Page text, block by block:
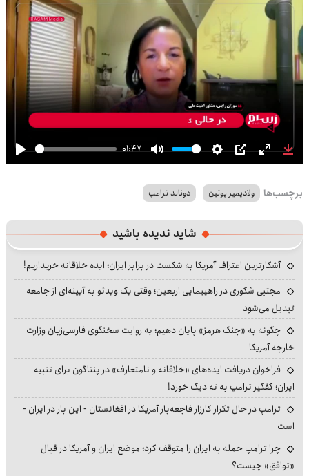
Play
01:47
Mute Settings
PIP Enter
برچسب‌ها ولادیمیر پوتین دونالد ترامپ
شاید ندیده باشید
آشکارترین اعتراف آمریکا به شکست در برابر ایران؛ ایده خلاقانه خریداریم!
مجتبی شکوری در راهپیمایی اربعین؛ وقتی یک ویدئو به آیینه‌ای از جامعه
تبدیل می‌شود
چگونه به «جنگ هرمز» پایان دهیم؛ به روایت سخنگوی فارسی‌زبان وزارت
خارجه آمریکا
فراخوان دریافت ایده‌های «خلاقانه و نامتعارف» در پنتاگون برای تنبیه
ایران؛ کفگیر ترامپ به ته دیگ خورد!
ترامپ در حال تکرار کارزار فاجعه‌بار آمریکا در افغانستان - این بار در ایران -
است
چرا ترامپ حمله به ایران را متوقف کرد؛ موضع ایران و آمریکا در قبال
«توافق» چیست؟